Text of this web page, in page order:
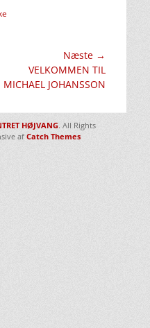
Næste →
indlæg:
VELKOMMEN TIL
MICHAEL JOHANSSON
HØJVANG. All Rights
af Catch Themes